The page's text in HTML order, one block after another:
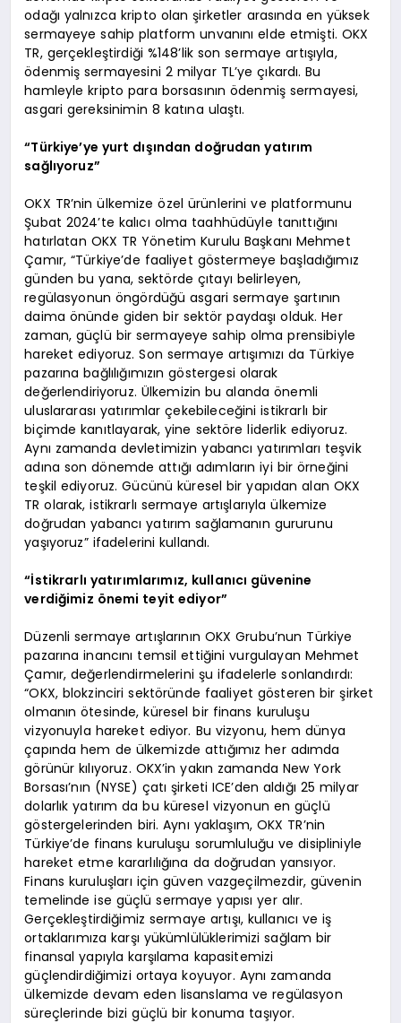
odağı yalnızca kripto olan şirketler arasında en yüksek
sermayeye sahip platform unvanını elde etmişti. OKX
TR, gerçekleştirdiği %148’lik son sermaye artışıyla,
ödenmiş sermayesini 2 milyar TL’ye çıkardı. Bu
hamleyle kripto para borsasının ödenmiş sermayesi,
asgari gereksinimin 8 katına ulaştı.
“Türkiye’ye yurt dışından doğrudan yatırım
sağlıyoruz”
OKX TR’nin ülkemize özel ürünlerini ve platformunu
Şubat 2024’te kalıcı olma taahhüdüyle tanıttığını
hatırlatan OKX TR Yönetim Kurulu Başkanı Mehmet
Çamır, “Türkiye’de faaliyet göstermeye başladığımız
günden bu yana, sektörde çıtayı belirleyen,
regülasyonun öngördüğü asgari sermaye şartının
daima önünde giden bir sektör paydaşı olduk. Her
zaman, güçlü bir sermayeye sahip olma prensibiyle
hareket ediyoruz. Son sermaye artışımızı da Türkiye
pazarına bağlılığımızın göstergesi olarak
değerlendiriyoruz. Ülkemizin bu alanda önemli
uluslararası yatırımlar çekebileceğini istikrarlı bir
biçimde kanıtlayarak, yine sektöre liderlik ediyoruz.
Aynı zamanda devletimizin yabancı yatırımları teşvik
adına son dönemde attığı adımların iyi bir örneğini
teşkil ediyoruz. Gücünü küresel bir yapıdan alan OKX
TR olarak, istikrarlı sermaye artışlarıyla ülkemize
doğrudan yabancı yatırım sağlamanın gururunu
yaşıyoruz” ifadelerini kullandı.
“İstikrarlı yatırımlarımız, kullanıcı güvenine
verdiğimiz önemi teyit ediyor”
Düzenli sermaye artışlarının OKX Grubu’nun Türkiye
pazarına inancını temsil ettiğini vurgulayan Mehmet
Çamır, değerlendirmelerini şu ifadelerle sonlandırdı:
“OKX, blokzinciri sektöründe faaliyet gösteren bir şirket
olmanın ötesinde, küresel bir finans kuruluşu
vizyonuyla hareket ediyor. Bu vizyonu, hem dünya
çapında hem de ülkemizde attığımız her adımda
görünür kılıyoruz. OKX’in yakın zamanda New York
Borsası’nın (NYSE) çatı şirketi ICE’den aldığı 25 milyar
dolarlık yatırım da bu küresel vizyonun en güçlü
göstergelerinden biri. Aynı yaklaşım, OKX TR’nin
Türkiye’de finans kuruluşu sorumluluğu ve disipliniyle
hareket etme kararlılığına da doğrudan yansıyor.
Finans kuruluşları için güven vazgeçilmezdir, güvenin
temelinde ise güçlü sermaye yapısı yer alır.
Gerçekleştirdiğimiz sermaye artışı, kullanıcı ve iş
ortaklarımıza karşı yükümlülüklerimizi sağlam bir
finansal yapıyla karşılama kapasitemizi
güçlendirdiğimizi ortaya koyuyor. Aynı zamanda
ülkemizde devam eden lisanslama ve regülasyon
süreçlerinde bizi güçlü bir konuma taşıyor.